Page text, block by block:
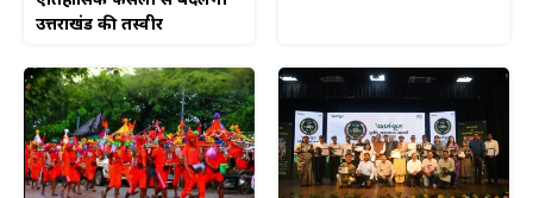
उत्तराखंड की तस्वीर